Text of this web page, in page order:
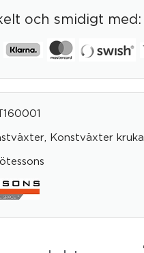
och smidigt med:
Konstväxter kruka